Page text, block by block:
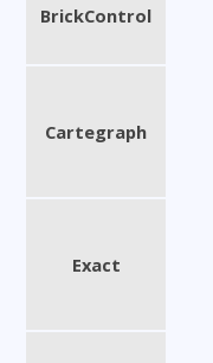
BrickControl
Cartegraph
Exact